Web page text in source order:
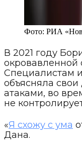
Фото: РИА
В 2021 году
Специалистам
объясняла
атаками, во
не
«Я схожу с ума
Дана.